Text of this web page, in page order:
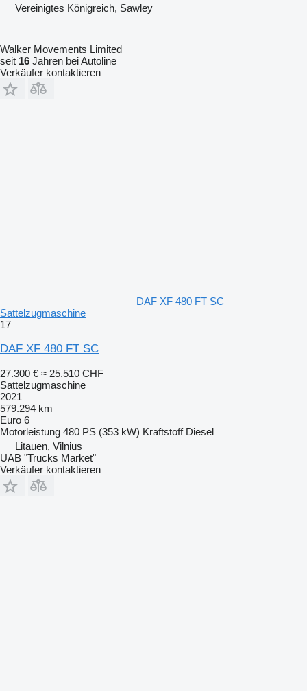
Vereinigtes Königreich, Sawley
Walker Movements Limited
seit 16 Jahren bei Autoline
Verkäufer kontaktieren
DAF XF 480 FT SC
Sattelzugmaschine
17
DAF XF 480 FT SC
27.300 € ≈ 25.510 CHF
Sattelzugmaschine
2021
579.294 km
Euro 6
Motorleistung 480 PS (353 kW) Kraftstoff Diesel
Litauen, Vilnius
UAB "Trucks Market"
Verkäufer kontaktieren